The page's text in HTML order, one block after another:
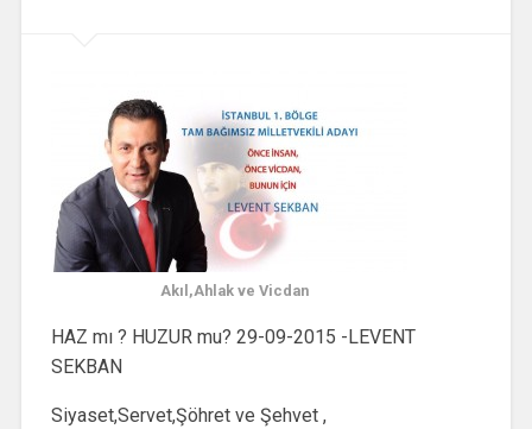
Akıl,Ahlak ve Vicdan
HAZ mı ? HUZUR mu? 29-09-2015 -LEVENT
SEKBAN
Siyaset,Servet,Şöhret ve Şehvet ,